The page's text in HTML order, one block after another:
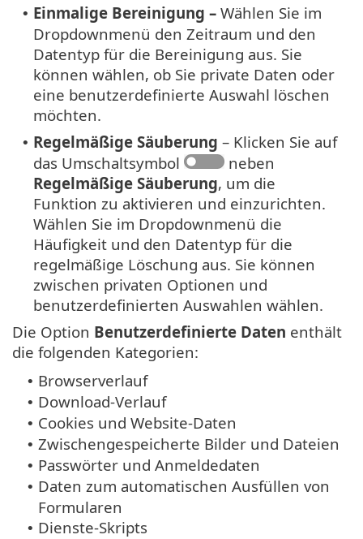
• Einmalige Bereinigung – Wählen Sie im
Dropdownmenü den Zeitraum und den
Datentyp für die Bereinigung aus. Sie
können wählen, ob Sie private Daten oder
eine benutzerdefinierte Auswahl löschen
möchten.
• Regelmäßige Säuberung – Klicken Sie auf
das Umschaltsymbol
neben
Regelmäßige Säuberung, um die
Funktion zu aktivieren und einzurichten.
Wählen Sie im Dropdownmenü die
Häufigkeit und den Datentyp für die
regelmäßige Löschung aus. Sie können
zwischen privaten Optionen und
benutzerdefinierten Auswahlen wählen.
Die Option Benutzerdefinierte Daten enthält
die folgenden Kategorien:
• Browserverlauf
• Download-Verlauf
• Cookies und Website-Daten
• Zwischengespeicherte Bilder und Dateien
• Passwörter und Anmeldedaten
• Daten zum automatischen Ausfüllen von
Formularen
• Dienste-Skripts